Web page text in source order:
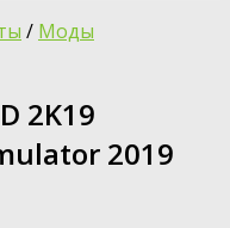
/ Моды
2K19
2019